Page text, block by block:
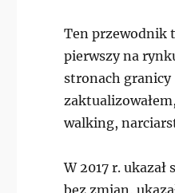
Ten przewodnik
pierwszy na
stronach granicy
walking,
W 2017 r.